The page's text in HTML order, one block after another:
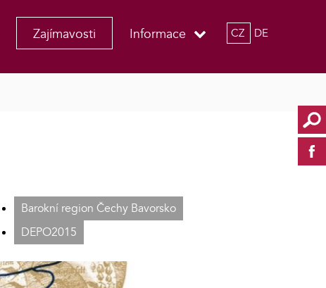
Zajímavosti Informace CZ DE
Barokní region Čechy Bavorsko
DEPO2015